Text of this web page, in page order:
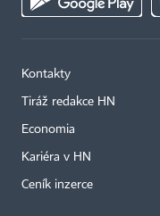
Kontakty
Tiráž redakce HN
Economia
Kariéra v HN
Ceník inzerce